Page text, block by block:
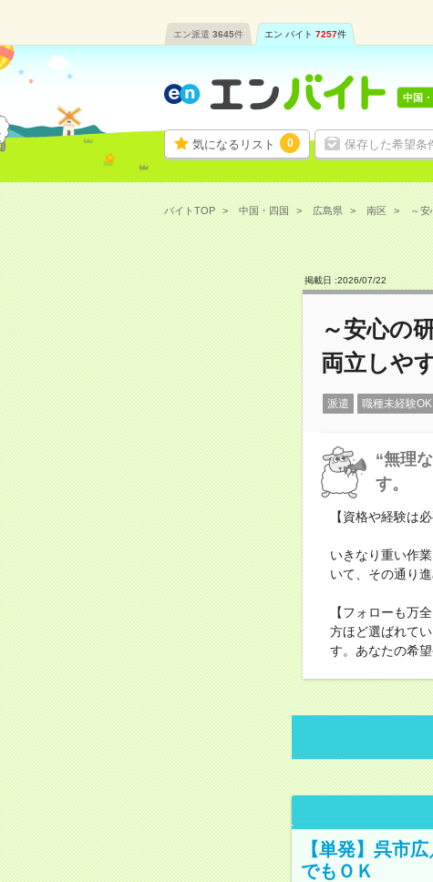
エン派遣 3645件 エン バイト 7257件
気になるリスト 0 保存した希望条
中国
バイトTOP 中国・四国 広島県 南区 ～安
掲載日 :2026/07/22
～安心の
両立しや
派遣 職種未経験OK
“無理
す。
【資格や経験は
いきなり重い作
いて、その通り
【フォローも万
方ほど選ばれて
す。あなたの希
【単発】呉市
でもＯＫ